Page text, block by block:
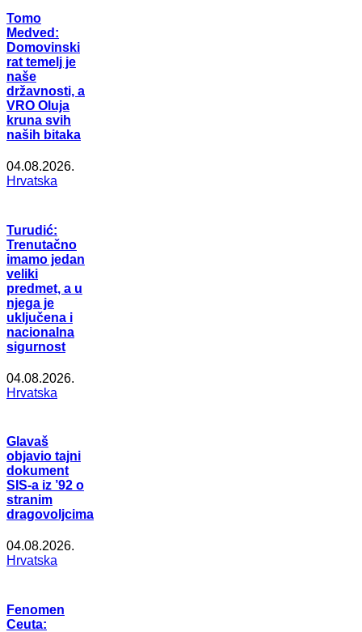
Tomo
Medved:
Domovinski
rat temelj je
naše
državnosti, a
VRO Oluja
kruna svih
naših bitaka
04.08.2026.
Hrvatska
Turudić:
Trenutačno
imamo jedan
veliki
predmet, a u
njega je
uključena i
nacionalna
sigurnost
04.08.2026.
Hrvatska
Glavaš
objavio tajni
dokument
SIS-a iz ’92 o
stranim
dragovoljcima
04.08.2026.
Hrvatska
Fenomen
Ceuta: